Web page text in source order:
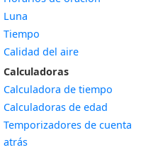
Luna
Tiempo
Calidad del aire
Calculadoras
Calculadora de tiempo
Calculadoras de edad
Temporizadores de cuenta
atrás